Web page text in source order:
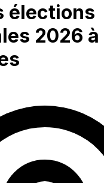
élections
2026 à